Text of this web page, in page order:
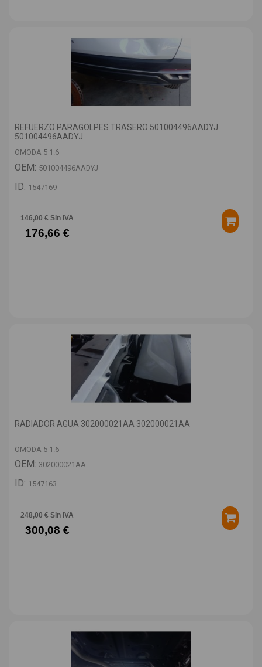
REFUERZO PARAGOLPES TRASERO 501004496AADYJ
501004496AADYJ
OMODA 5 1.6
OEM: 501004496AADYJ
ID: 1547169
146,00 € Sin IVA
176,66 €
RADIADOR AGUA 302000021AA 302000021AA
OMODA 5 1.6
OEM: 302000021AA
ID: 1547163
248,00 € Sin IVA
300,08 €